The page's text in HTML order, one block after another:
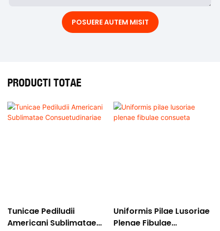
POSUERE AUTEM MISIT
PRODUCTI TOTAE
Tunicae Pediludii
Americani Sublimatae
Uniformis Pilae Lusoriae
Plenae Fibulae